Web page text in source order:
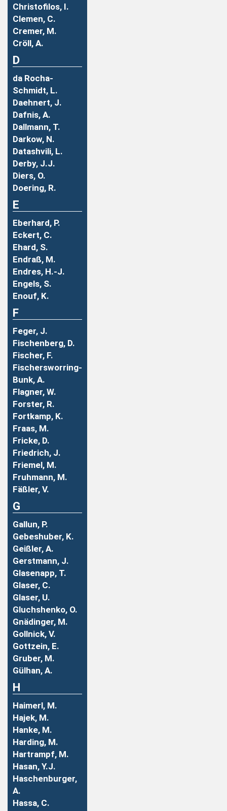
Christofilos, I.
Clemen, C.
Cremer, M.
Cröll, A.
D
da Rocha-
Schmidt, L.
Daehnert, J.
Dafnis, A.
Dallmann, T.
Darkow, N.
Datashvili, L.
Derby, J.J.
Diers, O.
Doering, R.
E
Eberhard, P.
Eckert, C.
Ehard, S.
Endraß, M.
Endres, H.-J.
Engels, S.
Enouf, K.
F
Feger, J.
Fischenberg, D.
Fischer, F.
Fischersworring-
Bunk, A.
Flagner, W.
Forster, R.
Fortkamp, K.
Fraas, M.
Fricke, D.
Friedrich, J.
Friemel, M.
Fruhmann, M.
Fäßler, V.
G
Gallun, P.
Gebeshuber, K.
Geißler, A.
Gerstmann, J.
Glasenapp, T.
Glaser, C.
Glaser, U.
Gluchshenko, O.
Gnädinger, M.
Gollnick, V.
Gottzein, E.
Gruber, M.
Gülhan, A.
H
Haimerl, M.
Hajek, M.
Hanke, M.
Harding, M.
Hartrampf, M.
Hasan, Y.J.
Haschenburger,
A.
Hassa, C.